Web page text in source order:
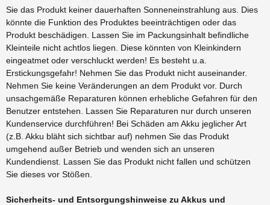
Sie das Produkt keiner dauerhaften Sonneneinstrahlung aus. Dies
könnte die Funktion des Produktes beeinträchtigen oder das
Produkt beschädigen. Lassen Sie im Packungsinhalt befindliche
Kleinteile nicht achtlos liegen. Diese könnten von Kleinkindern
eingeatmet oder verschluckt werden! Es besteht u.a.
Erstickungsgefahr! Nehmen Sie das Produkt nicht auseinander.
Nehmen Sie keine Veränderungen an dem Produkt vor. Durch
unsachgemäße Reparaturen können erhebliche Gefahren für den
Benutzer entstehen. Lassen Sie Reparaturen nur durch unseren
Kundenservice durchführen! Bei Schäden am Akku jeglicher Art
(z.B. Akku bläht sich sichtbar auf) nehmen Sie das Produkt
umgehend außer Betrieb und wenden sich an unseren
Kundendienst. Lassen Sie das Produkt nicht fallen und schützen
Sie dieses vor Stößen.
Sicherheits- und Entsorgungshinweise zu Akkus und